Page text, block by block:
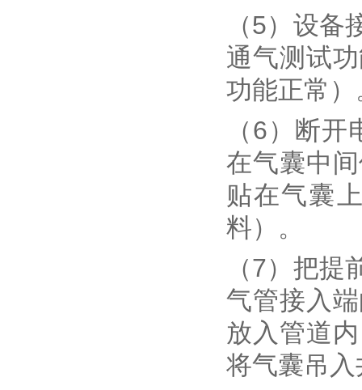
（5）设
通气测试
功能正常）
（6）断
在气囊中
贴在气囊
料）。
（7）把
气管接入
放入管道
将气囊吊